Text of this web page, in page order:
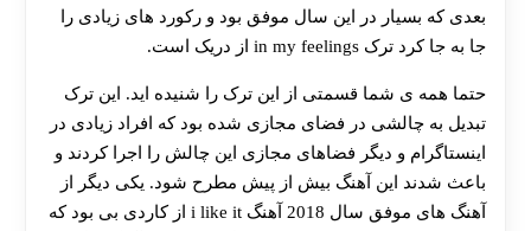
بعدی که بسیار در این سال موفق بود و رکورد های زیادی را
جا به جا کرد ترک in my feelings از دریک است.
حتما همه ی شما قسمتی از این ترک را شنیده اید. این ترک
تبدیل به چالشی در فضای مجازی شده بود که افراد زیادی در
اینستاگرام و دیگر فضاهای مجازی این چالش را اجرا کردند و
باعث شدند این آهنگ بیش از پیش مطرح شود. یکی دیگر از
آهنگ های موفق سال 2018 آهنگ i like it از کاردی بی بود که